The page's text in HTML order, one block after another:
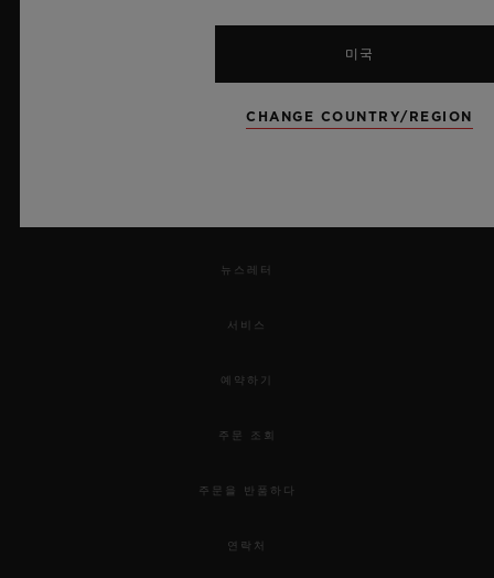
UEFA 챔피언스 리그 공식 타임키퍼
뉴스레터
서비스
예약하기
주문 조회
주문을 반품하다
연락처
미국
CHANGE COUNTRY/REGION